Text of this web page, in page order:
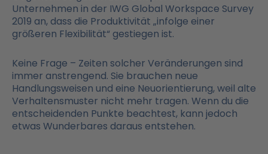
Unternehmen in der IWG Global Workspace Survey
2019 an, dass die Produktivität „infolge einer
größeren Flexibilität“ gestiegen ist.
Keine Frage – Zeiten solcher Veränderungen sind
immer anstrengend. Sie brauchen neue
Handlungsweisen und eine Neuorientierung, weil alte
Verhaltensmuster nicht mehr tragen. Wenn du die
entscheidenden Punkte beachtest, kann jedoch
etwas Wunderbares daraus entstehen.